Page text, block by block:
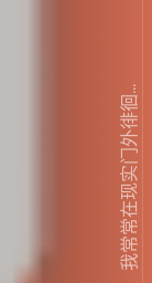
我常常在现实门外徘徊...